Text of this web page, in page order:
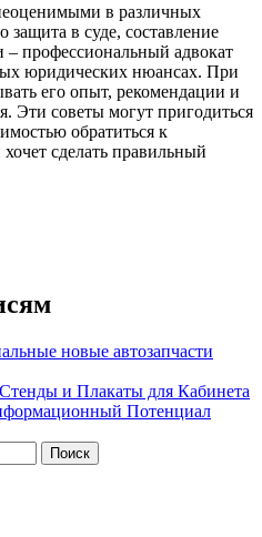
в различных
в суде, составление
– профессиональный адвокат
юридических нюансах. При
его опыт, рекомендации и
Эти советы могут пригодиться
обратиться к
сделать правильный
новые автозапчасти
и Плакаты для Кабинета
Потенциал